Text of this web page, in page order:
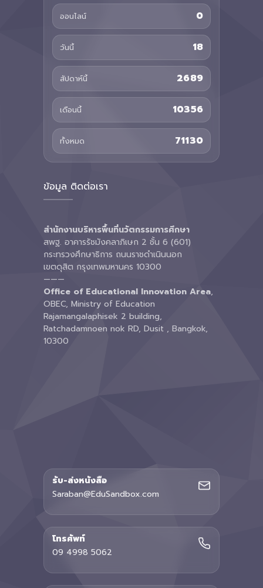
ออนไลน์ 0
วันนี้ 18
สัปดาห์นี้ 2689
เดือนนี้ 10356
ทั้งหมด 71130
ข้อมูล ติดต่อเรา
สำนักงานบริหารพื้นที่นวัตกรรมการศึกษา
สพฐ. อาคารรัชมังคลาภิเษก 2 ชั้น 6 (601)
กระทรวงศึกษาธิการ ถนนราชดำเนินนอก
เขตดุสิต กรุงเทพมหานคร 10300
———
Office of Educational Innovation Area,
OBEC, Ministry of Education
Rajamangalaphisek 2 building,
Ratchadamnoen nok RD, Dusit , Bangkok,
10300
รับ-ส่งหนังสือ
Saraban@EduSandbox.com
โทรศัพท์
09 4998 5062